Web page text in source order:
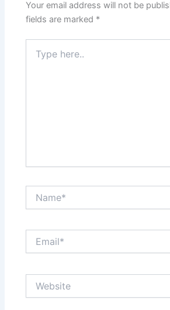
Your email address will not be
fields are marked *
here..